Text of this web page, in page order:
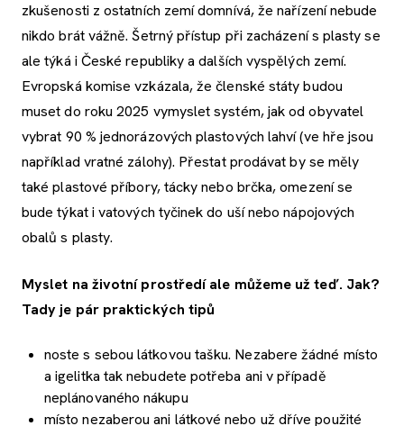
zkušenosti z ostatních zemí domnívá, že nařízení nebude
nikdo brát vážně. Šetrný přístup při zacházení s plasty se
ale týká i České republiky a dalších vyspělých zemí.
Evropská komise vzkázala, že členské státy budou
muset do roku 2025 vymyslet systém, jak od obyvatel
vybrat 90 % jednorázových plastových lahví (ve hře jsou
například vratné zálohy). Přestat prodávat by se měly
také plastové příbory, tácky nebo brčka, omezení se
bude týkat i vatových tyčinek do uší nebo nápojových
obalů s plasty.
Myslet na životní prostředí ale můžeme už teď. Jak?
Tady je pár praktických tipů
noste s sebou látkovou tašku. Nezabere žádné místo
a igelitka tak nebudete potřeba ani v případě
neplánovaného nákupu
místo nezaberou ani látkové nebo už dříve použité